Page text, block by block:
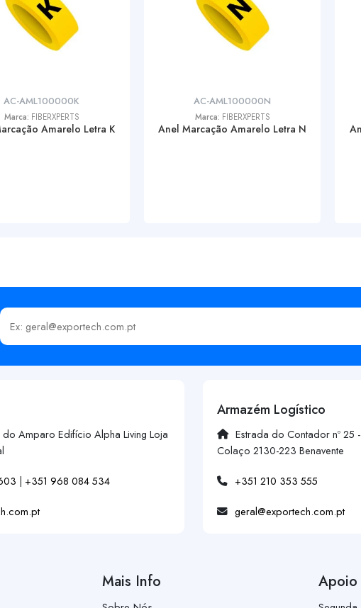
AC-AML100000K
Marca: FIBERXPERTS
Amarelo Letra K
AC-AML100000N
Marca: FIBERXPERTS
Anel Marcação Amarelo Letra N
Insira o seu email
Amparo Edifício Alpha Living Loja
| +351 968 084 534
Armazém Logístico
Estrada do Contador nº 25
Colaço 2130-223 Benavente
+351 210 353 555
geral@exportech.com.pt
Mais Info Apoio